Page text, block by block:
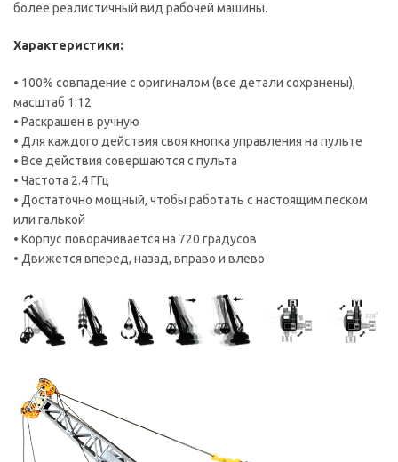
более реалистичный вид рабочей машины.
Характеристики:
• 100% совпадение с оригиналом (все детали сохранены),
масштаб 1:12
• Раскрашен в ручную
• Для каждого действия своя кнопка управления на пульте
• Все действия совершаются с пульта
• Частота 2.4 ГГц
• Достаточно мощный, чтобы работать с настоящим песком
или галькой
• Корпус поворачивается на 720 градусов
• Движется вперед, назад, вправо и влево